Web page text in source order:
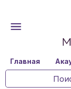
Главная